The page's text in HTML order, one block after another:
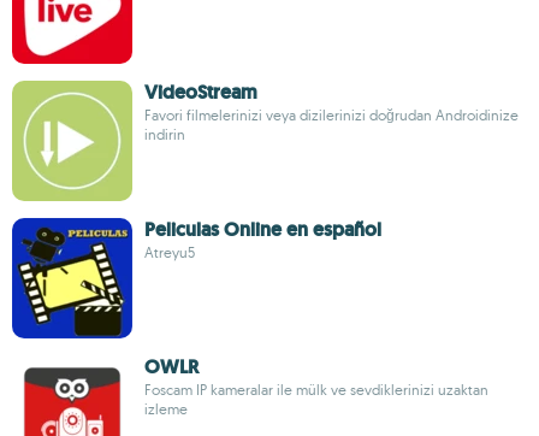
VideoStream
Favori filmelerinizi veya dizilerinizi doğrudan Androidinize
indirin
Peliculas Online en español
Atreyu5
OWLR
Foscam IP kameralar ile mülk ve sevdiklerinizi uzaktan
izleme